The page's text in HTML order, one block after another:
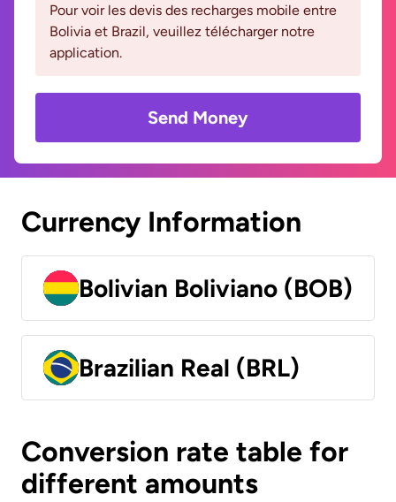
Pour voir les devis des recharges mobile entre
Bolivia et Brazil, veuillez télécharger notre
application.
Send Money
Currency Information
Bolivian Boliviano (BOB)
Brazilian Real (BRL)
Conversion rate table for
different amounts